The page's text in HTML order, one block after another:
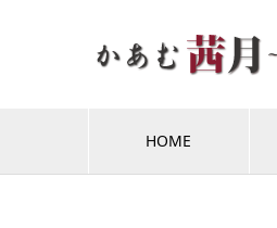
HOME